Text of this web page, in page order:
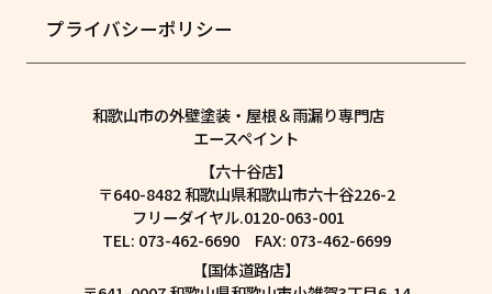
プライバシーポリシー
和歌山市の外壁塗装・屋根＆雨漏り専門店
エースペイント
【六十谷店】
〒640-8482 和歌山県和歌山市六十谷226-2
フリーダイヤル.0120-063-001
TEL: 073-462-6690 FAX: 073-462-6699
【国体道路店】